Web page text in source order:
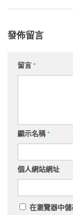
發佈留言
留言*
顯示名稱*
個人網站網址
在瀏覽器中